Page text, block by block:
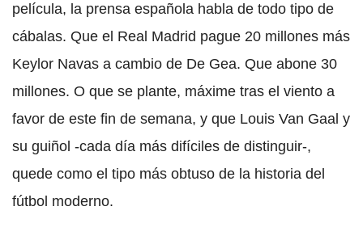
película, la prensa española habla de todo tipo de
cábalas. Que el Real Madrid pague 20 millones más
Keylor Navas a cambio de De Gea. Que abone 30
millones. O que se plante, máxime tras el viento a
favor de este fin de semana, y que Louis Van Gaal y
su guiñol -cada día más difíciles de distinguir-,
quede como el tipo más obtuso de la historia del
fútbol moderno.